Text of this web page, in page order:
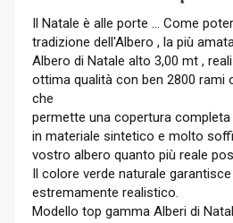
Il Natale è alle porte ... Come
tradizione dell'Albero , la più
Albero di Natale alto 3,00 mt ,
ottima qualità con ben 2800 rami
che
permette una copertura
in materiale sintetico e molto
vostro albero quanto più reale
Il colore verde naturale
estremamente realistico.
Modello top gamma Alberi di